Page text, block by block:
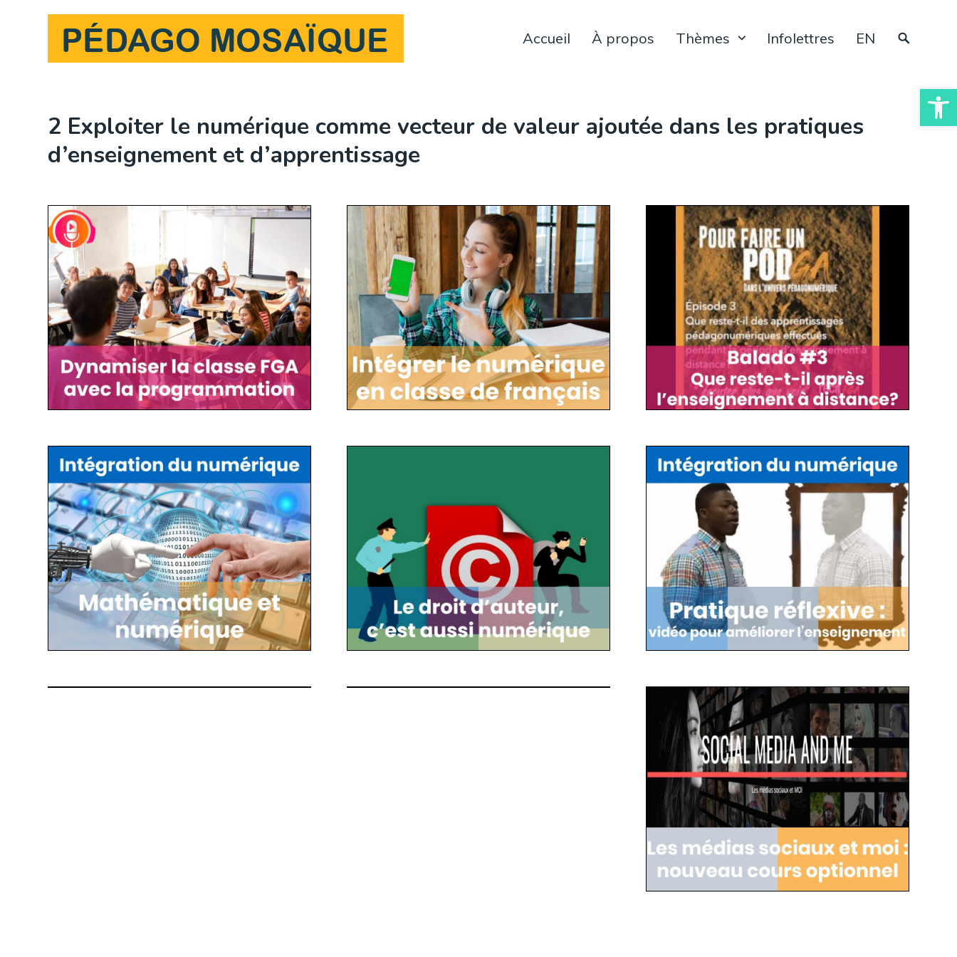
Ouvrir
Accueil À propos Thèmes Infolettres EN
2 Exploiter le numérique comme vecteur de valeur ajoutée dans les pratiques
d’enseignement et d’apprentissage